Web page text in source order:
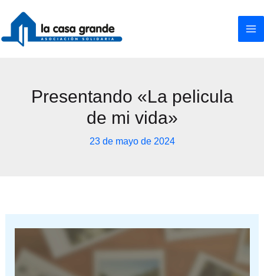
contenido
Presentando «La pelicula
de mi vida»
23 de mayo de 2024